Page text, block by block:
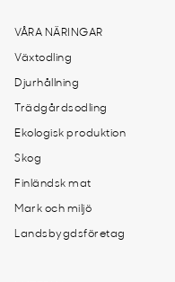
VÅRA NÄRINGAR
Växtodling
Djurhållning
Trädgårdsodling
Ekologisk produktion
Skog
Finländsk mat
Mark och miljö
Landsbygdsföretag